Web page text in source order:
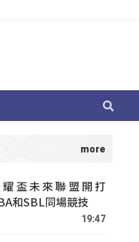
盃未來聯盟開打
和SBL同場競技
19:47